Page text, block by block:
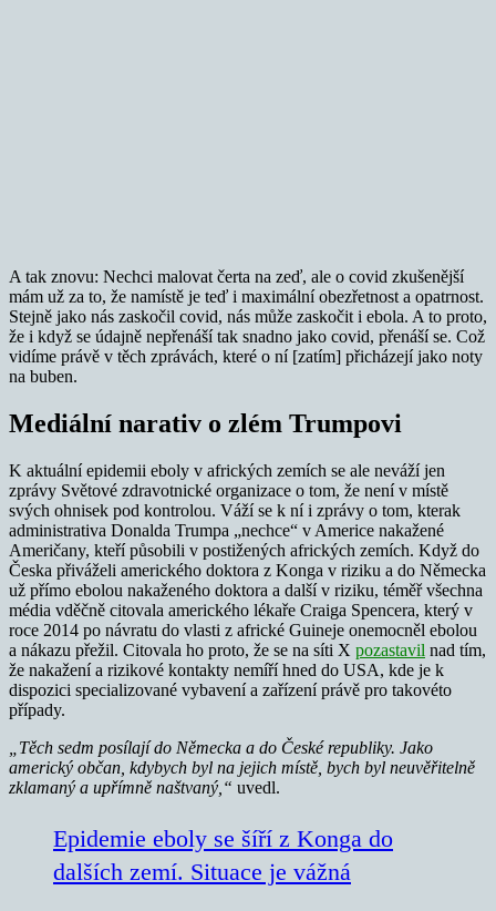
A tak znovu: Nechci malovat čerta na zeď, ale o covid zkušenější
mám už za to, že namístě je teď i maximální obezřetnost a opatrnost.
Stejně jako nás zaskočil covid, nás může zaskočit i ebola. A to proto,
že i když se údajně nepřenáší tak snadno jako covid, přenáší se. Což
vidíme právě v těch zprávách, které o ní [zatím] přicházejí jako noty
na buben.
Mediální narativ o zlém Trumpovi
K aktuální epidemii eboly v afrických zemích se ale neváží jen
zprávy Světové zdravotnické organizace o tom, že není v místě
svých ohnisek pod kontrolou. Váží se k ní i zprávy o tom, kterak
administrativa Donalda Trumpa „nechce“ v Americe nakažené
Američany, kteří působili v postižených afrických zemích. Když do
Česka přiváželi amerického doktora z Konga v riziku a do Německa
už přímo ebolou nakaženého doktora a další v riziku, téměř všechna
média vděčně citovala amerického lékaře Craiga Spencera, který v
roce 2014 po návratu do vlasti z africké Guineje onemocněl ebolou
a nákazu přežil. Citovala ho proto, že se na síti X pozastavil nad tím,
že nakažení a rizikové kontakty nemíří hned do USA, kde je k
dispozici specializované vybavení a zařízení právě pro takovéto
případy.
„Těch sedm posílají do Německa a do České republiky. Jako
americký občan, kdybych byl na jejich místě, bych byl neuvěřitelně
zklamaný a upřímně naštvaný,“ uvedl.
Epidemie eboly se šíří z Konga do
dalších zemí. Situace je vážná